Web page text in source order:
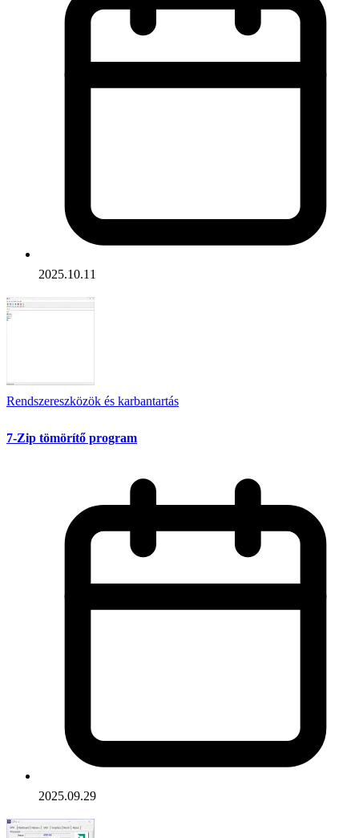
2025.10.11
Rendszereszközök és karbantartás
7-Zip tömörítő program
2025.09.29